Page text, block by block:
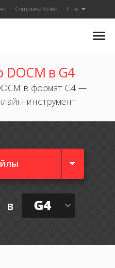
Compress Video Ещё
DOCM в G4
в формат G4 —
инструмент
в G4